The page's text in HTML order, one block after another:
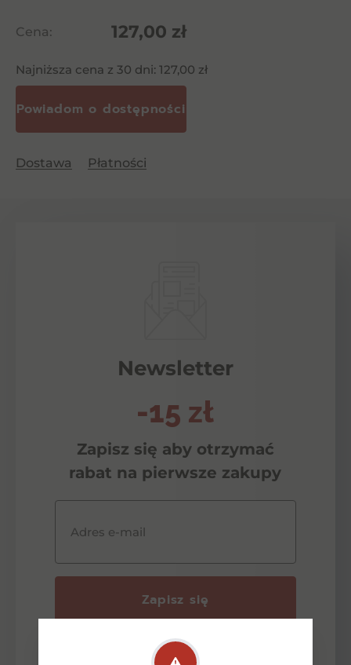
Cena: 127,00 zł
Najniższa cena z 30 dni: 127,00 zł
Dostawa Płatności
Newsletter
-15 zł
Zapisz się aby otrzymać
rabat na pierwsze zakupy
Adres e-mail
Zapisz się
Wyrażam zgodę na przetwarzanie przez
ŹrodełkoAlkohole moich danych